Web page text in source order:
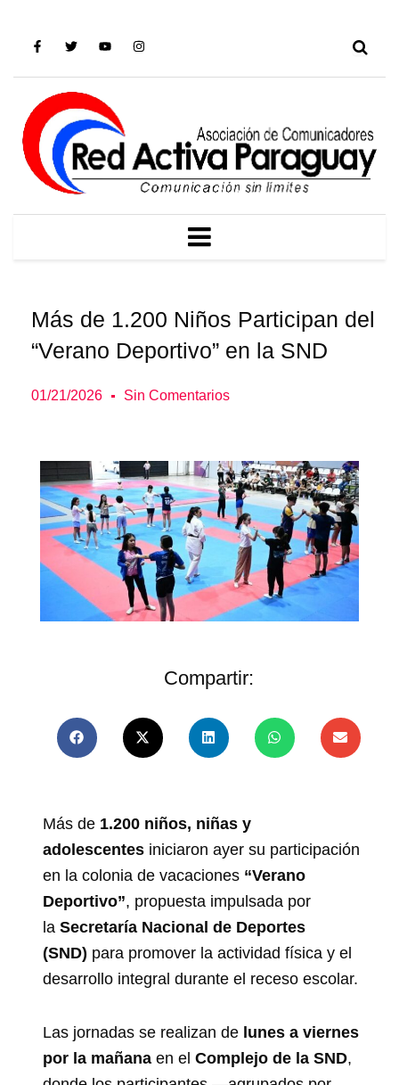
a
o
-
f
w
e
r
o
e
n
MENU
Más de 1.200 Niños Participan del
“Verano Deportivo” en la SND
01/21/2026 Sin Comentarios
Compartir:
Más de 1.200 niños, niñas y
adolescentesiniciaron ayer su participación
en la colonia de vacaciones “Verano
Deportivo”, propuesta impulsada por
la Secretaría Nacional de Deportes
(SND) para promover la actividad física y el
desarrollo integral durante el receso escolar.
Las jornadas se realizan de lunes a viernes
por la mañanaen el Complejo de la SND,